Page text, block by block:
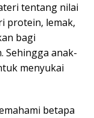
tentang nilai
protein, lemak,
bagi
Sehingga anak-
menyukai
betapa